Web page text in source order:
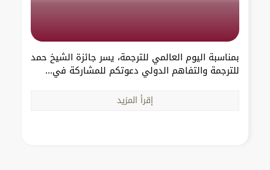
بمناسبة اليوم العالمي للترجمة، يسر جائزة الشيخ حمد
للترجمة والتفاهم الدولي دعوتكم للمشاركة في...
إقرأ المزيد